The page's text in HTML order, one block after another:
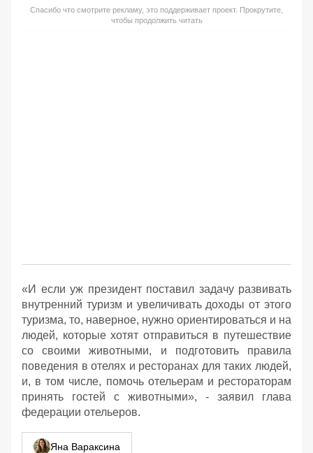
Спасибо что смотрите рекламу, это поддерживает проект. Прокрутите,
чтобы продолжить читать
«И если уж президент поставил задачу развивать
внутренний туризм и увеличивать доходы от этого
туризма, то, наверное, нужно ориентироваться и на
людей, которые хотят отправиться в путешествие
со своими животными, и подготовить правила
поведения в отелях и ресторанах для таких людей,
и, в том числе, помочь отельерам и рестораторам
принять гостей с животными», - заявил глава
федерации отельеров.
Яна Вараксина